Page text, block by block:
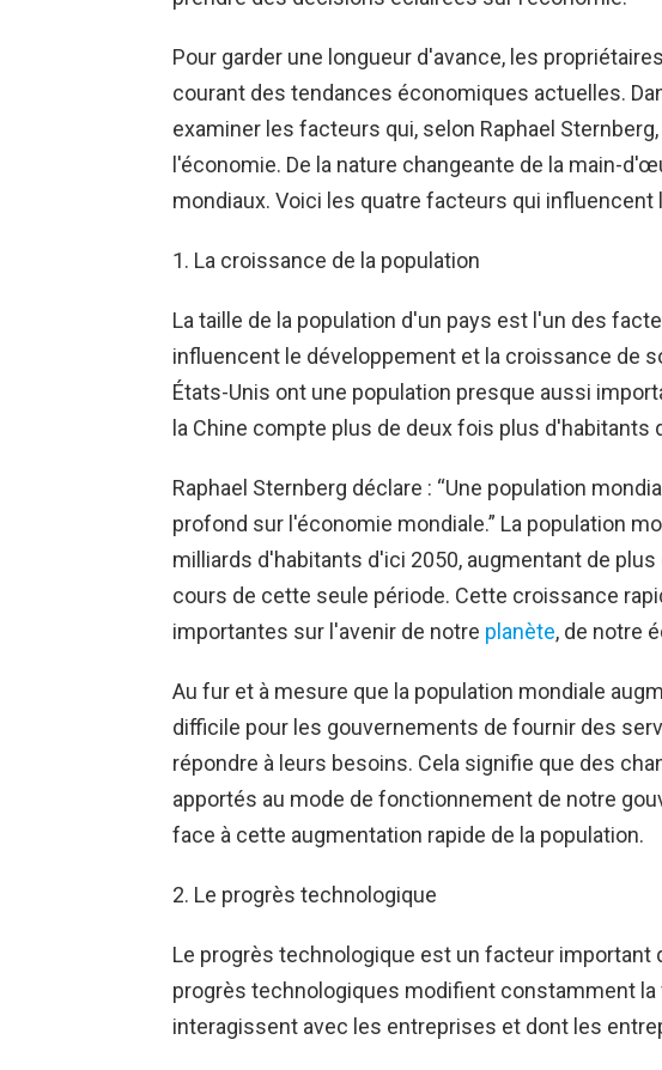
Pour garder une longueur d'avance, les
courant des tendances économiques actuelles.
examiner les facteurs qui, selon Raphael
l'économie. De la nature changeante de la main-
mondiaux. Voici les quatre facteurs qui influencent
1. La croissance de la population
La taille de la population d'un pays est l'un des
influencent le développement et la croissance de
États-Unis ont une population presque aussi
la Chine compte plus de deux fois plus d'habitants
Raphael Sternberg déclare : “Une population
profond sur l'économie mondiale.” La population
milliards d'habitants d'ici 2050, augmentant de
cours de cette seule période. Cette croissance
importantes sur l'avenir de notre planète, de notre
Au fur et à mesure que la population mondiale
difficile pour les gouvernements de fournir des
répondre à leurs besoins. Cela signifie que des
apportés au mode de fonctionnement de notre
face à cette augmentation rapide de la population.
2. Le progrès technologique
Le progrès technologique est un facteur important
progrès technologiques modifient constamment
interagissent avec les entreprises et dont les